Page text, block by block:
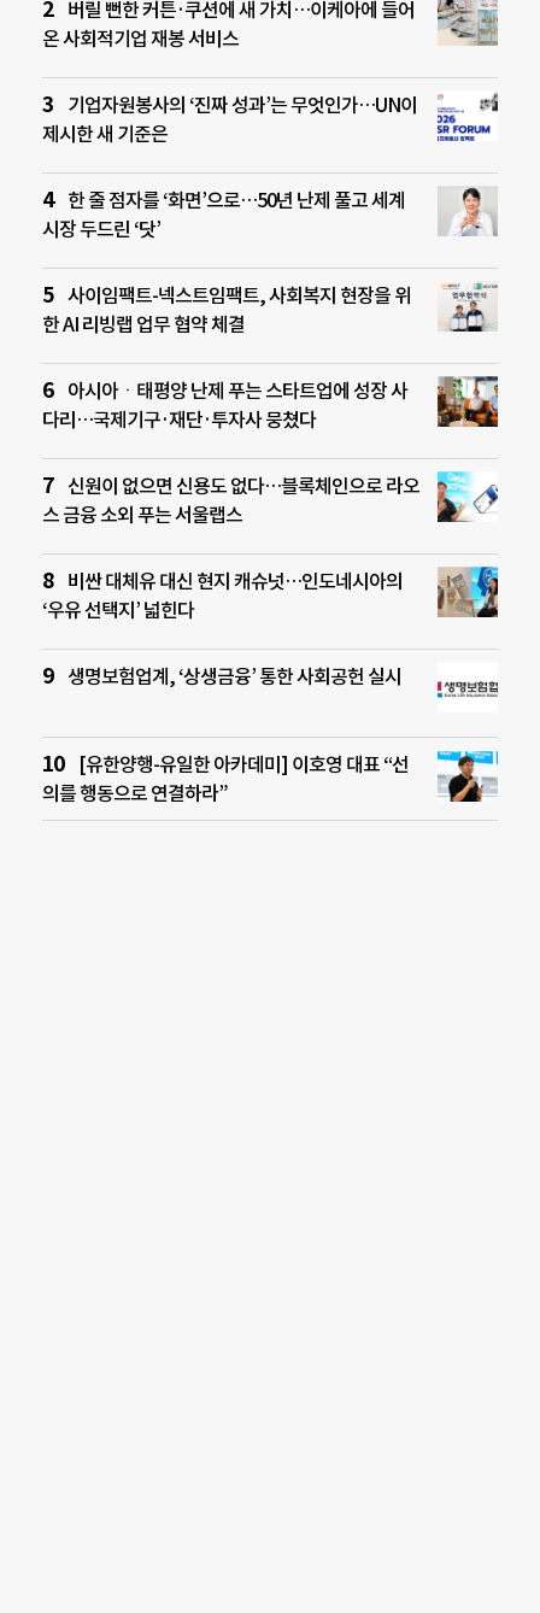
버릴 뻔한 커튼·쿠션에 새 가치…이케아에 들어
온 사회적기업 재봉 서비스
기업자원봉사의 ‘진짜 성과’는 무엇인가…UN이
제시한 새 기준은
한 줄 점자를 ‘화면’으로…50년 난제 풀고 세계
시장 두드린 ‘닷’
사이임팩트-넥스트임팩트, 사회복지 현장을 위
한 AI 리빙랩 업무 협약 체결
아시아ㆍ태평양 난제 푸는 스타트업에 성장 사
다리…국제기구·재단·투자사 뭉쳤다
신원이 없으면 신용도 없다…블록체인으로 라오
스 금융 소외 푸는 서울랩스
비싼 대체유 대신 현지 캐슈넛…인도네시아의
‘우유 선택지’ 넓힌다
생명보험업계, ‘상생금융’ 통한 사회공헌 실시
[유한양행-유일한 아카데미] 이호영 대표 “선
의를 행동으로 연결하라”